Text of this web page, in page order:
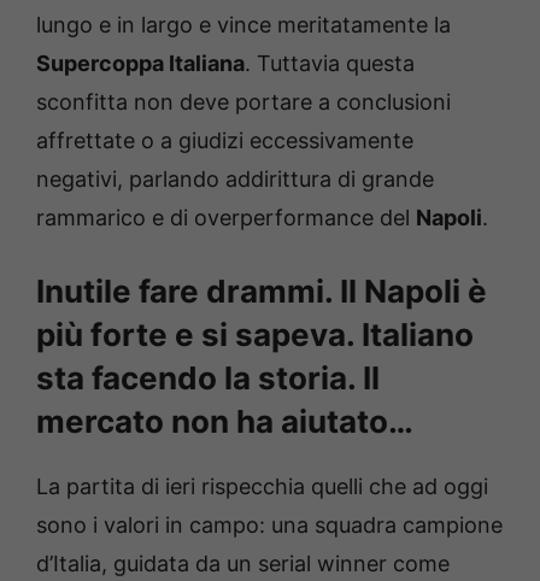
lungo e in largo e vince meritatamente la
Supercoppa Italiana. Tuttavia questa
sconfitta non deve portare a conclusioni
affrettate o a giudizi eccessivamente
negativi, parlando addirittura di grande
rammarico e di overperformance del Napoli.
Inutile fare drammi. Il Napoli è
più forte e si sapeva. Italiano
sta facendo la storia. Il
mercato non ha aiutato…
La partita di ieri rispecchia quelli che ad oggi
sono i valori in campo: una squadra campione
d’Italia, guidata da un serial winner come